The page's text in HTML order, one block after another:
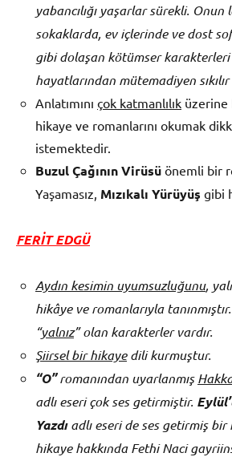
yabancılığı yaşarlar sürekli.
sokaklarda, ev içlerinde ve dost
gibi dolaşan kötümser
hayatlarından mütemadiyen
Anlatımını çok katmanlılık üzerine
hikaye ve romanlarını okumak
istemektedir.
Buzul Çağının Virüsü önemli bir
Yaşamasız, Mızıkalı Yürüyüş gibi
FERİT EDGÜ
Aydın kesimin uyumsuzluğunu,
hikâye ve romanlarıyla
“yalnız” olan karakterler vardır.
Şiirsel bir hikayedili kurmuştur.
“O”romanından uyarlanmış
adlı eseri çok ses getirmiştir.
Yazdıadlı eseri de ses getirmiş bir
hikaye hakkında Fethi Naci